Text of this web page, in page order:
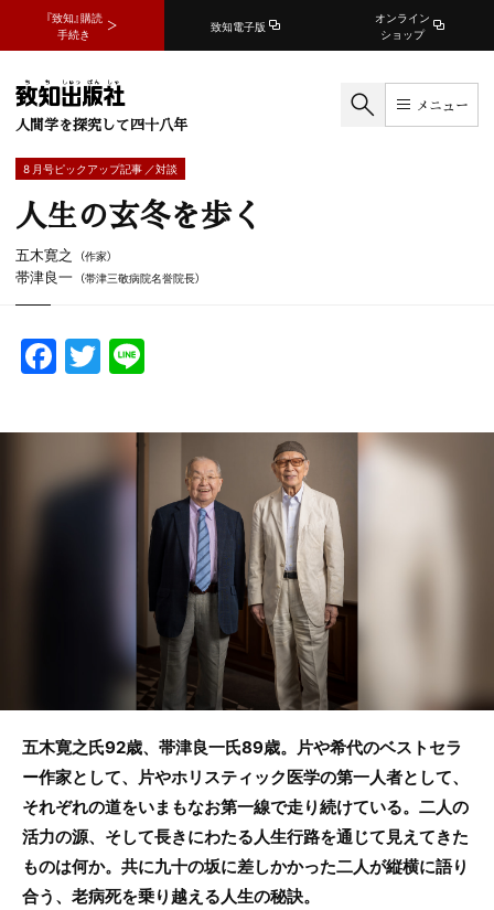
『致知』購読
手続き
致知電子版
オンライン
ショップ
人間学を探究して四十八年
メニュー
8 月号ピックアップ記事 ／対談
人生の玄冬を歩く
五木寛之 （作家）
帯津良一 （帯津三敬病院名誉院長）
F
a
c
e
b
T
w
itt
er
e
五木寛之氏92歳、帯津良一氏89歳。片や希代のベストセラ
ー作家として、片やホリスティック医学の第一人者として、
それぞれの道をいまもなお第一線で走り続けている。二人の
活力の源、そして長きにわたる人生行路を通じて見えてきた
ものは何か。共に九十の坂に差しかかった二人が縦横に語り
合う、老病死を乗り越える人生の秘訣。